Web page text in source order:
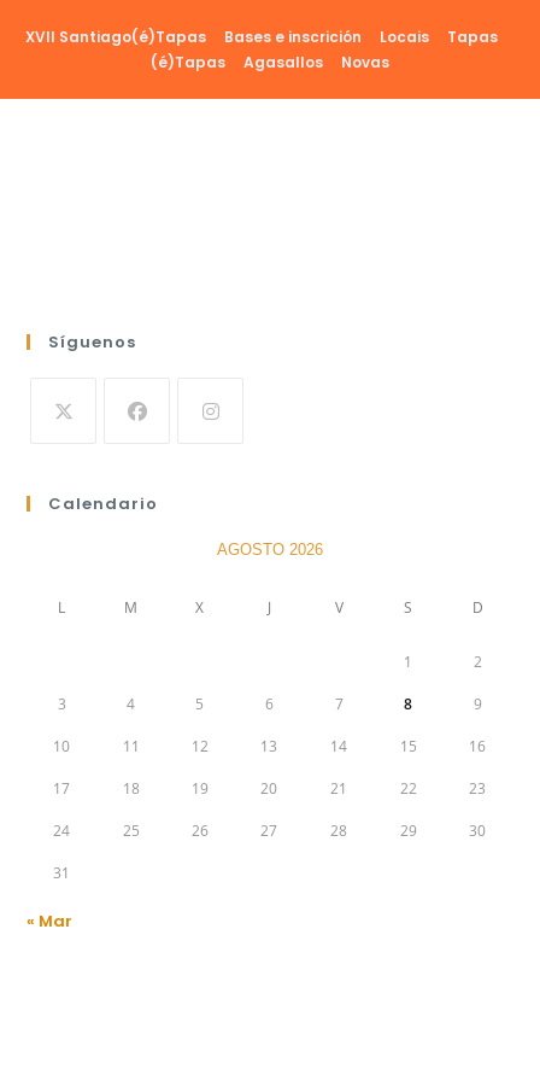
XVII Santiago(é)Tapas Bases e inscrición Locais
Tapas
(é)Tapas
Agasallos Novas
Síguenos
Calendario
AGOSTO 2026
L M X J V S D
1 2
3 4 5 6 7 8 9
10 11 12 13 14 15 16
17 18 19 20 21 22 23
24 25 26 27 28 29 30
31
« Mar